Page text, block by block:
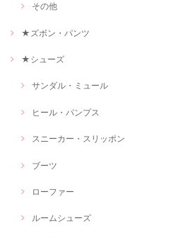
その他
★ズボン・パンツ
★シューズ
サンダル・ミュール
ヒール・パンプス
スニーカー・スリッポン
ブーツ
ローファー
ルームシューズ